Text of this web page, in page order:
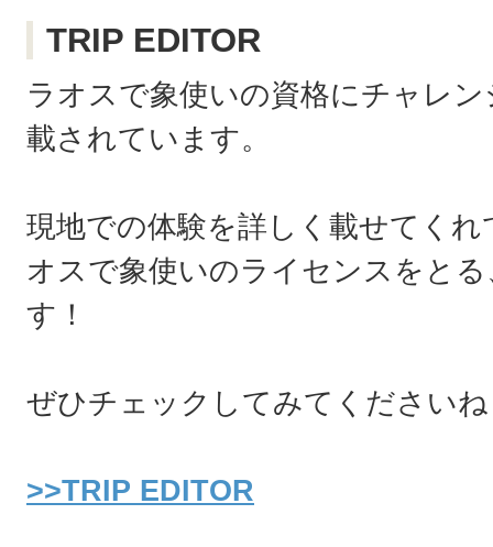
TRIP EDITOR
ラオスで象使いの資格にチャレ
載されています。
現地での体験を詳しく載せてく
オスで象使いのライセンスをと
す！
ぜひチェックしてみてください
>>TRIP EDITOR